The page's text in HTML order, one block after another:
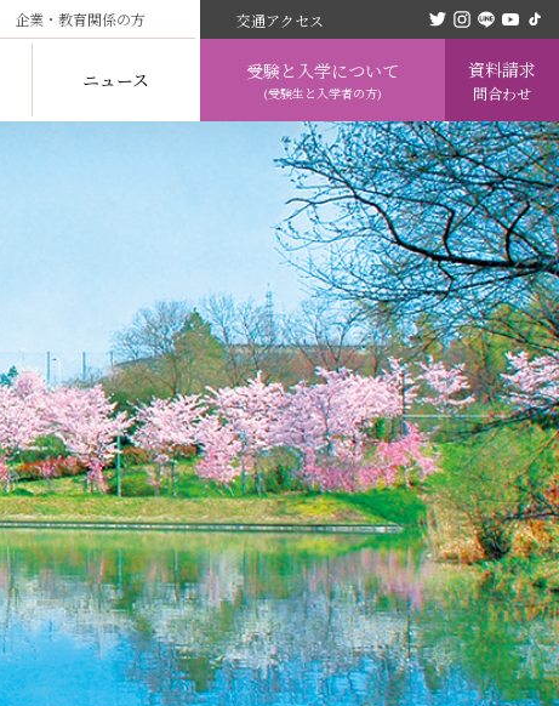
企業・教育関係の方 交通アクセス
受験と入学について
(受験生と入学者の方)
ニュース 資料請求
問合わせ